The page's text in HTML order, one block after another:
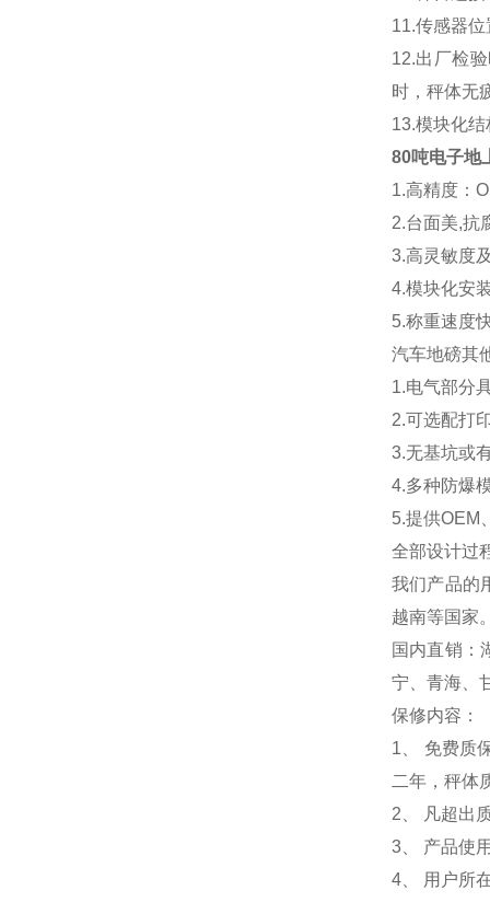
11.传感器位
12.出厂检
时，秤体无
13.模块化
80吨电子地
1.高精度：
2.台面美,抗
3.高灵敏度
4.模块化安
5.称重速度
汽车地磅其
1.电气部分
2.可选配打
3.无基坑或
4.多种防爆
5.提供OEM
全部设计过
我们产品的
越南等国家
国内直销：
宁、青海、
保修内容：
1 、 免费
二年，秤体
2、 凡超出
3、 产品使
4、 用户所